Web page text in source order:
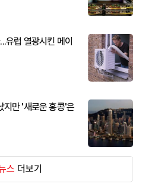
유럽 열광시킨 메이
지만 '새로운 홍콩'은
스 더보기